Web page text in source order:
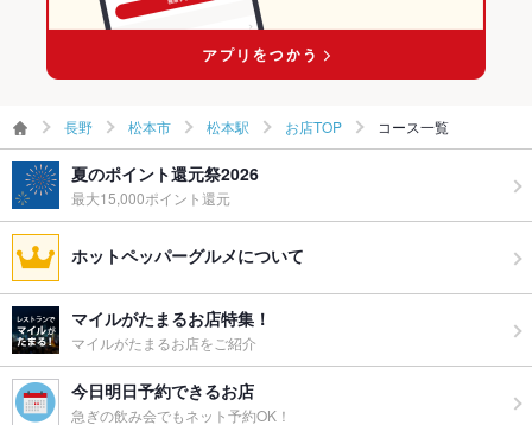
松本駅 × ステーキ・ハンバーグ
長野 松本市 松本駅 お店TOP コース一覧
夏のポイント還元祭2026
最大15,000ポイント還元
ホットペッパーグルメについて
マイルがたまるお店特集！
マイルがたまるお店をご紹介
今日明日予約できるお店
急ぎの飲み会でもネット予約OK！